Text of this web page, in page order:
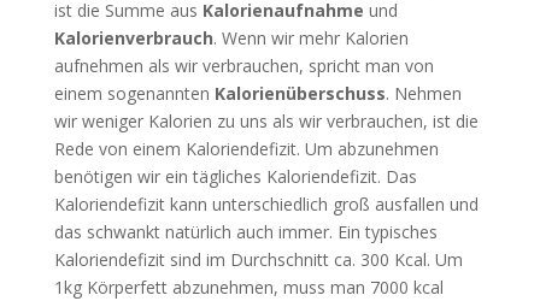
ist die Summe aus Kalorienaufnahme und
Kalorienverbrauch. Wenn wir mehr Kalorien
aufnehmen als wir verbrauchen, spricht man von
einem sogenannten Kalorienüberschuss. Nehmen
wir weniger Kalorien zu uns als wir verbrauchen, ist die
Rede von einem Kaloriendefizit. Um abzunehmen
benötigen wir ein tägliches Kaloriendefizit. Das
Kaloriendefizit kann unterschiedlich groß ausfallen und
das schwankt natürlich auch immer. Ein typisches
Kaloriendefizit sind im Durchschnitt ca. 300 Kcal. Um
1kg Körperfett abzunehmen, muss man 7000 kcal